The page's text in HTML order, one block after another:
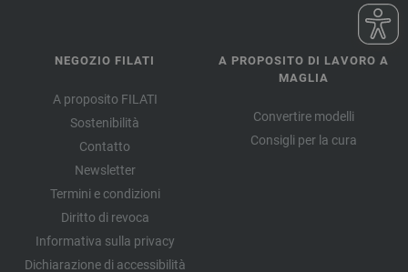
NEGOZIO FILATI
A proposito FILATI
Sostenibilità
Contatto
Newsletter
Termini e condizioni
Diritto di revoca
Informativa sulla privacy
Dichiarazione di accessibilità
A PROPOSITO DI LAVORO A
MAGLIA
Convertire modelli
Consigli per la cura